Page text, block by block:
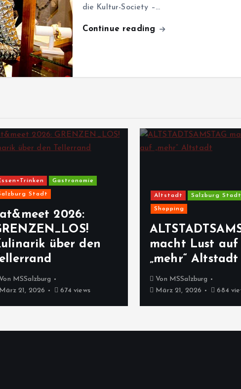
die Kultur-Society –…
Continue reading
Gastronomie
Stadt
2026:
über den
Von MSSalzburg
März 21, 2026
674 views
Altstadt Salzburg Stadt
Shopping
macht Lust auf
„mehr“ Altstadt
Von MSSalzburg
März 21, 2026
684